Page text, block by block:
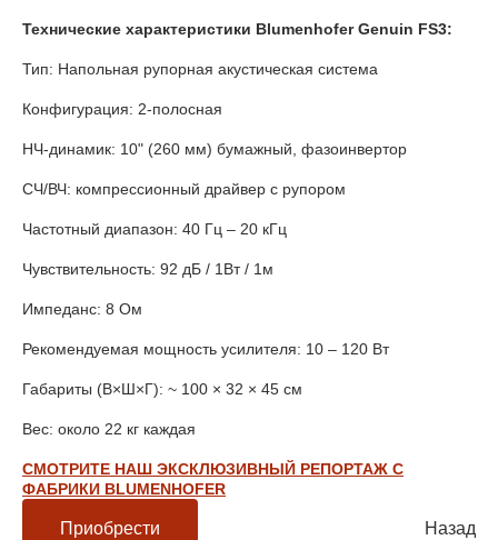
Технические характеристики Blumenhofer Genuin FS3:
Тип: Напольная рупорная акустическая система
Конфигурация: 2-полосная
НЧ-динамик: 10" (260 мм) бумажный, фазоинвертор
СЧ/ВЧ: компрессионный драйвер с рупором
Частотный диапазон: 40 Гц – 20 кГц
Чувствительность: 92 дБ / 1Вт / 1м
Импеданс: 8 Ом
Рекомендуемая мощность усилителя: 10 – 120 Вт
Габариты (В×Ш×Г): ~ 100 × 32 × 45 см
Вес: около 22 кг каждая
СМОТРИТЕ НАШ ЭКСКЛЮЗИВНЫЙ РЕПОРТАЖ С
ФАБРИКИ BLUMENHOFER
Приобрести Назад